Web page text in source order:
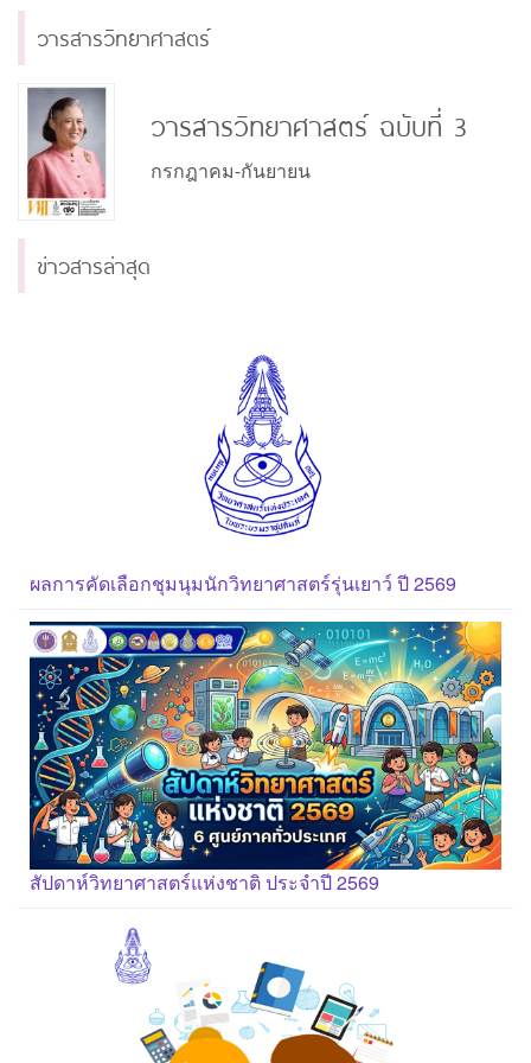
วารสารวิทยาศาสตร์
วารสารวิทยาศาสตร์ ฉบับที่ 3
กรกฎาคม-กันยายน
ข่าวสารล่าสุด
ผลการคัดเลือกชุมนุมนักวิทยาศาสตร์รุ่นเยาว์ ปี 2569
สัปดาห์วิทยาศาสตร์แห่งชาติ ประจำปี 2569